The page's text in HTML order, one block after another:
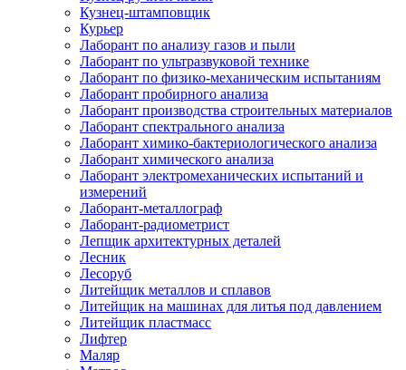
Кузнец-штамповщик
Курьер
Лаборант по анализу газов и пыли
Лаборант по ультразвуковой технике
Лаборант по физико-механическим испытаниям
Лаборант пробирного анализа
Лаборант производства строительных материалов
Лаборант спектрального анализа
Лаборант химико-бактериологического анализа
Лаборант химического анализа
Лаборант электромеханических испытаний и
измерений
Лаборант-металлограф
Лаборант-радиометрист
Лепщик архитектурных деталей
Лесник
Лесоруб
Литейщик металлов и сплавов
Литейщик на машинах для литья под давлением
Литейщик пластмасс
Лифтер
Маляр